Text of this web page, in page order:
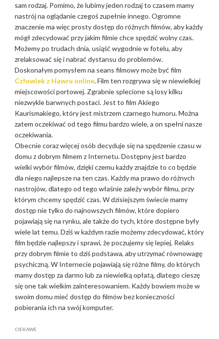
sam rodzaj. Pomimo, że lubimy jeden rodzaj to czasem mamy
nastrój na oglądanie czegoś zupełnie innego. Ogromne
znaczenie ma więc prosty dostęp do różnych filmów, aby każdy
mógł zdecydować przy jakim filmie chce spędzić wolny czas.
Możemy po trudach dnia, usiąść wygodnie w fotelu, aby
zrelaksować się i nabrać dystansu do problemów.
Doskonałym pomysłem na seans filmowy może być film
Człowiek z Hawru online. Film ten rozgrywa się w niewielkiej
miejscowości portowej. Zgrabnie splecione są losy kilku
niezwykle barwnych postaci. Jest to film Akiego
Kaurismakiego, który jest mistrzem czarnego humoru. Można
zatem oczekiwać od tego filmu bardzo wiele, a on spełni nasze
oczekiwania.
Obecnie coraz więcej osób decyduje się na spędzenie czasu w
domu z dobrym filmem z Internetu. Dostępny jest bardzo
wielki wybór filmów, dzięki czemu każdy znajdzie to co będzie
dla niego najlepsze na ten czas. Każdy ma prawo do różnych
nastrojów, dlatego od tego właśnie zależy wybór filmu, przy
którym chcemy spędzić czas. W dzisiejszym świecie mamy
dostęp nie tylko do najnowszych filmów, które dopiero
pojawiają się na rynku, ale także do tych, które dostępne były
wiele lat temu. Dziś w każdym razie możemy zdecydować, który
film będzie najlepszy i sprawi, że poczujemy się lepiej. Relaks
przy dobrym filmie to dziś podstawa, aby utrzymać równowagę
psychiczną. W Internecie pojawiają się różne filmy, do których
mamy dostęp za darmo lub za niewielką opłatą, dlatego cieszę
się one tak wielkim zainteresowaniem. Każdy bowiem może w
swoim domu mieć dostęp do filmów bez konieczności
pobierania ich na swój komputer.
CIEKAWE